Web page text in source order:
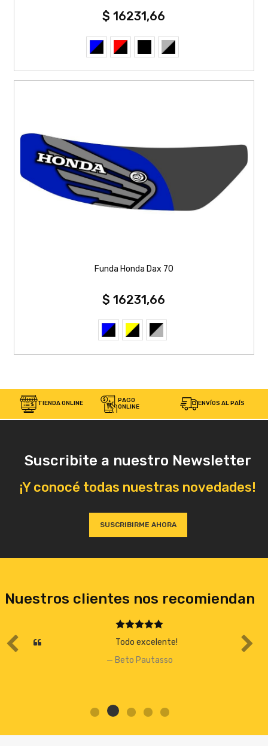
$ 16231,66
Funda Honda Dax 70
$ 16231,66
TIENDA ONLINE
PAGO
ONLINE
ENVÍOS AL PAÍS
Suscribite a nuestro Newsletter
¡Y conocé todas nuestras novedades!
SUSCRIBIRME AHORA
Nuestros clientes nos recomiendan
Todo excelente!
Beto Pautasso